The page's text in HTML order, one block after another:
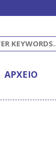
ΑΡΧΕΊΟ